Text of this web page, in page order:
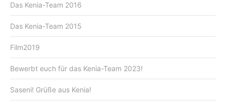
Das Kenia-Team 2016
Das Kenia-Team 2015
Film2019
Bewerbt euch für das Kenia-Team 2023!
Saseni! Grüße aus Kenia!